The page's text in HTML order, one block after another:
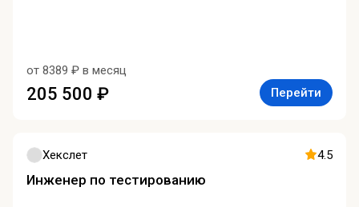
от 8389 ₽ в месяц
205 500 ₽ Перейти
Хекслет 4.5
Инженер по тестированию